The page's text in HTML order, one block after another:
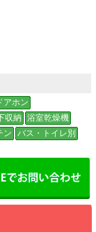
アホン
収納
浴室乾燥機
ン バス・トイレ別
せ